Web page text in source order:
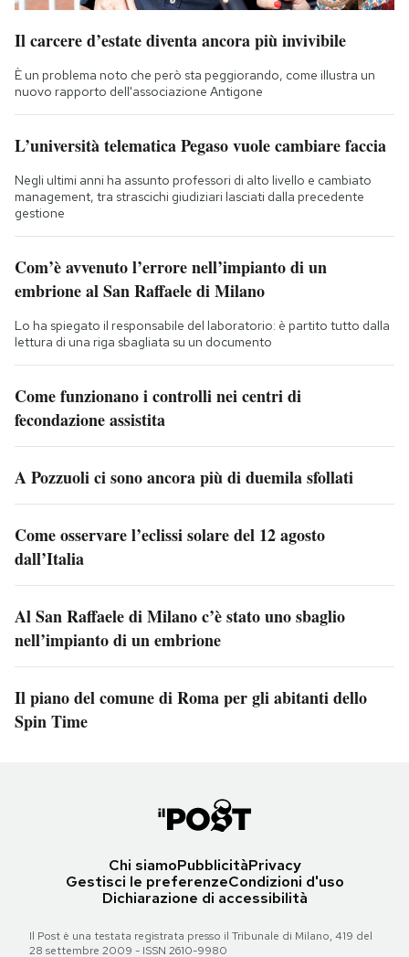
Il carcere d’estate diventa ancora più invivibile
È un problema noto che però sta peggiorando, come illustra un
nuovo rapporto dell'associazione Antigone
L’università telematica Pegaso vuole cambiare faccia
Negli ultimi anni ha assunto professori di alto livello e cambiato
management, tra strascichi giudiziari lasciati dalla precedente
gestione
Com’è avvenuto l’errore nell’impianto di un
embrione al San Raffaele di Milano
Lo ha spiegato il responsabile del laboratorio: è partito tutto dalla
lettura di una riga sbagliata su un documento
Come funzionano i controlli nei centri di
fecondazione assistita
A Pozzuoli ci sono ancora più di duemila sfollati
Come osservare l’eclissi solare del 12 agosto
dall’Italia
Al San Raffaele di Milano c’è stato uno sbaglio
nell’impianto di un embrione
Il piano del comune di Roma per gli abitanti dello
Spin Time
Chi siamoPubblicitàPrivacy
Gestisci le preferenzeCondizioni d'uso
Dichiarazione di accessibilità
Il Post è una testata registrata presso il Tribunale di Milano, 419 del
28 settembre 2009 - ISSN 2610-9980